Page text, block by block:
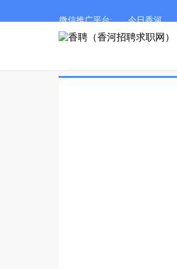
微信推广平台: 今日香河